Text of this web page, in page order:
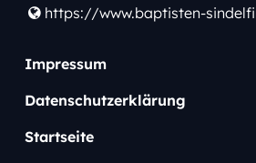
https://www.​baptisten-
Impressum
Datenschutzerklärung
Startseite